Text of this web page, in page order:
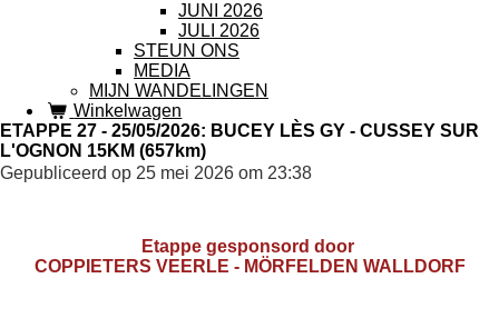
JUNI 2026
JULI 2026
STEUN ONS
MEDIA
MIJN WANDELINGEN
Winkelwagen
ETAPPE 27 - 25/05/2026: BUCEY LÈS GY - CUSSEY SUR
L'OGNON 15KM (657km)
Gepubliceerd op 25 mei 2026 om 23:38
Etappe gesponsord door
COPPIETERS VEERLE - MÖRFELDEN WALLDORF